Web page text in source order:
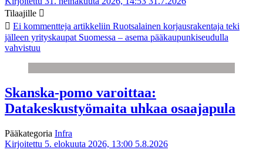
Tilaajille
Ei kommentteja artikkeliin Ruotsalainen korjausrakentaja teki
jälleen yrityskaupat Suomessa – asema pääkaupunkiseudulla
vahvistuu
Skanska-pomo varoittaa:
Datakeskustyömaita uhkaa osaajapula
Pääkategoria Infra
Kirjoitettu 5. elokuuta 2026, 13:00 5.8.2026